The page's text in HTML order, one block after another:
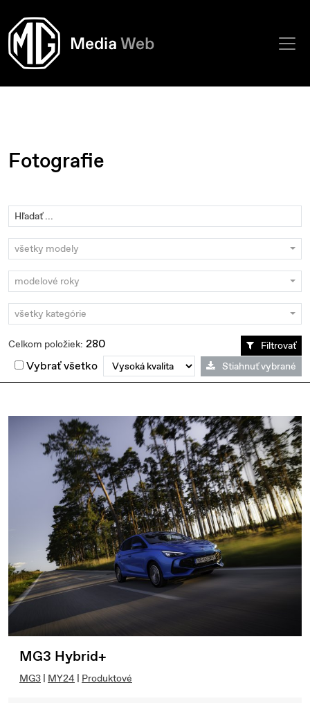
Fotografie
všetky modely
modelové roky
všetky kategórie
Celkom položiek: 280 Filtrovať
Vybrať všetko Stiahnuť vybrané
MG3 Hybrid+
MG3 | MY24 | Produktové